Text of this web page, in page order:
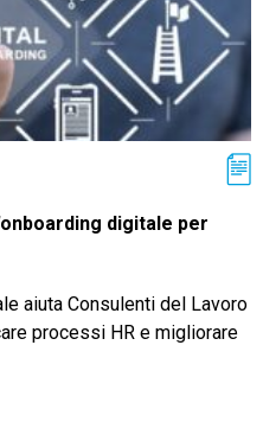
digitale per
aiuta Consulenti del Lavoro
processi HR e migliorare